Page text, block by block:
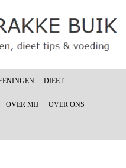
DIEET
OVER MIJ OVER ONS